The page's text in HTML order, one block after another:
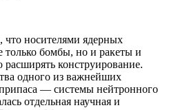
что носителями ядерных
только бомбы, но и ракеты и
конструирование.
одного из важнейших
— системы нейтронного
отдельная научная и